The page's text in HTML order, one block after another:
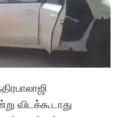
விடக்கூடாது